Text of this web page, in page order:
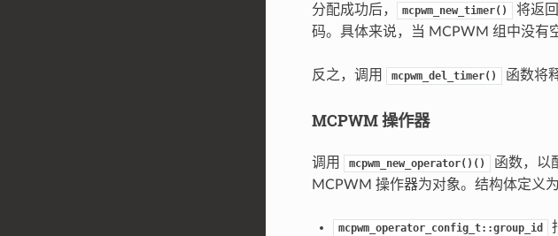
分配成功后， mcpwm_new_timer()
将返
码。具体来说，当 MCPWM 组中没有
反之，调用 mcpwm_del_timer() 函数将
MCPWM 操作器
调用 mcpwm_new_operator()() 函数，以
MCPWM 操作器为对象。结构体定义为
mcpwm_operator_config_t::group_id